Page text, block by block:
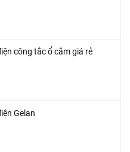
công tắc ổ cắm giá rẻ
Gelan